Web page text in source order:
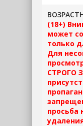
(18+)
может
только
Для
СТРОГО
просьба